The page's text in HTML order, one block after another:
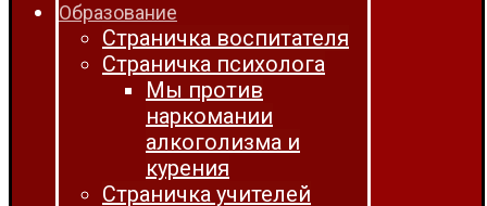
Образование
Страничка воспитателя
Страничка психолога
Мы против
наркомании
алкоголизма и
курения
Страничка учителей